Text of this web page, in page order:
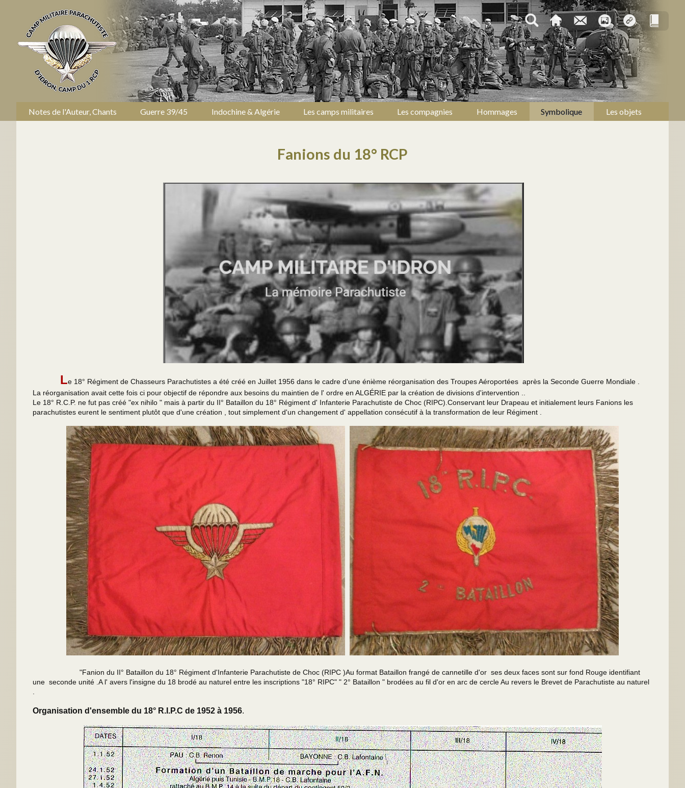
Notes de l'Auteur, Chants Guerre 39/45 Indochine & Algérie Les camps militaires Les compagnies Hommages Symbolique Les objets
Fanions du 18° RCP
Le 18° Régiment de Chasseurs Parachutistes a été créé en Juillet 1956 dans le cadre d'une énième réorganisation des Troupes Aéroportées après la Seconde Guerre Mondiale .
La réorganisation avait cette fois ci pour objectif de répondre aux besoins du maintien de l' ordre en ALGÉRIE par la création de divisions d'intervention ..
Le 18° R.C.P. ne fut pas créé "ex nihilo " mais à partir du II° Bataillon du 18° Régiment d' Infanterie Parachutiste de Choc (RIPC).Conservant leur Drapeau et initialement leurs Fanions les
parachutistes eurent le sentiment plutôt que d'une création , tout simplement d'un changement d' appellation consécutif à la transformation de leur Régiment .
"Fanion du II° Bataillon du 18° Régiment d'Infanterie Parachutiste de Choc (RIPC )Au format Bataillon frangé de cannetille d'or ses deux faces sont sur fond Rouge identifiant
une seconde unité .A l' avers l'insigne du 18 brodé au naturel entre les inscriptions "18° RIPC" " 2° Bataillon " brodées au fil d'or en arc de cercle Au revers le Brevet de Parachutiste au naturel
Organisation d'ensemble du 18° R.I.P.C de 1952 à 1956.